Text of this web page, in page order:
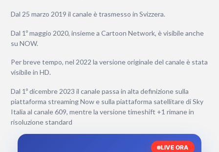
Dal 25 marzo 2019 il canale è trasmesso in Svizzera.
Dal 1º maggio 2020, insieme a Cartoon Network, è visibile anche
su NOW.
Per breve tempo, nel 2022 la versione originale del canale è stata
visibile in HD.
Dal 1º dicembre 2023 il canale passa in alta definizione sulla
piattaforma streaming Now e sulla piattaforma satellitare di Sky
Italia al canale 609, mentre la versione timeshift +1 rimane in
risoluzione standard
LIVE ORA